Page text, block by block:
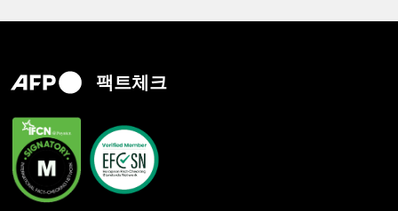
팩트체크